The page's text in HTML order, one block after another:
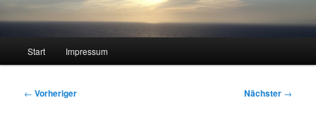
Start Impressum
Beitragsnavigation
← Vorheriger Nächster →